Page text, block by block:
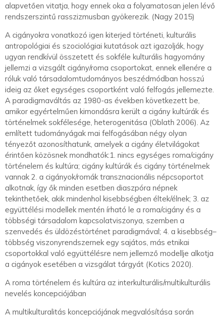
alapvetően vitatja, hogy ennek oka a folyamatosan jelen lévő
rendszerszintű rasszizmusban gyökerezik. (Nagy 2015)
A cigányokra vonatkozó igen kiterjed történeti, kulturális
antropológiai és szociológiai kutatások azt igazolják, hogy
ugyan rendkívül összetett és sokféle kulturális hagyomány
jellemzi a vizsgált cigány/roma csoportokat, ennek ellenére a
róluk való társadalomtudományos beszédmódban hosszú
ideig az őket egységes csoportként való felfogás jellemezte.
A paradigmaváltás az 1980-as években következett be,
amikor egyértelműen kimondásra került a cigány kultúrák és
történelmek sokfélesége, heterogenitása (Oblath 2006). Az
említett tudományágak mai felfogásában négy olyan
tényezőt azonosíthatunk, amelyek a cigány életvilágokat
érintően közösnek mondhatók:1. nincs egységes roma/cigány
történelem és kultúra; cigány kultúrák és cigány történelmek
vannak 2. a cigányok/romák transznacionális népcsoportot
alkotnak, így ők minden esetben diaszpóra népnek
tekinthetőek, akik mindenhol kisebbségben éltek/élnek; 3. az
együttélési modellek mentén írható le a roma/cigány és a
többségi társadalom kapcsolatviszonya, szemben a
szenvedés és üldözéstörténet paradigmával; 4. a kisebbség–
többség viszonyrendszernek egy sajátos, más etnikai
csoportokkal való együttélésre nem jellemző modellje alkotja
a cigányok esetében a vizsgálat tárgyát (Kotics 2020).
A roma történelem és kultúra az interkulturális/multikulturális
nevelés koncepciójában
A multikulturalitás koncepciójának megvalósítása során